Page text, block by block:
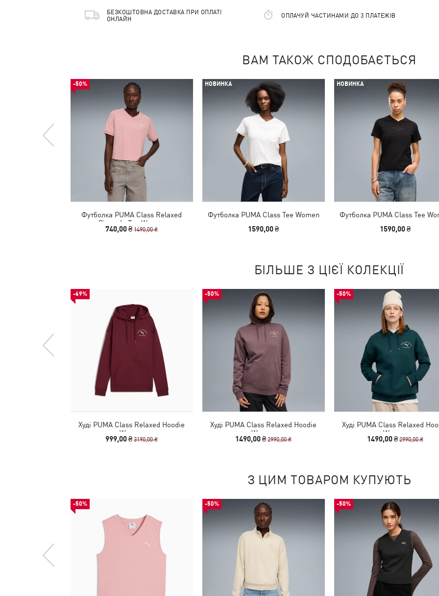
БЕЗКОШТОВНА ДОСТАВКА ПРИ ОПЛАТІ
ОНЛАЙН
ОПЛАЧУЙ ЧАСТИНАМИ ДО 3 ПЛАТЕЖІВ
ВАМ ТАКОЖ СПОДОБАЄТЬСЯ
-50%
Футболка PUMA Class Relaxed
Pinnacle Tee Women
740,00 ₴1490,00 ₴
НОВИНКА
Футболка PUMA Class Tee Women
1590,00 ₴
НОВИНКА
Футболка PUMA Class Tee
1590,00 ₴
БІЛЬШЕ З ЦІЄЇ КОЛЕКЦІЇ
-69%
Худі PUMA Class Relaxed Hoodie
Women
999,00 ₴3190,00 ₴
-50%
Худі PUMA Class Relaxed Hoodie
Women
1490,00 ₴2990,00 ₴
-50%
Худі PUMA Class Relaxed
Women
1490,00 ₴2990,00 ₴
З ЦИМ ТОВАРОМ КУПУЮТЬ
-50% -50% -50%